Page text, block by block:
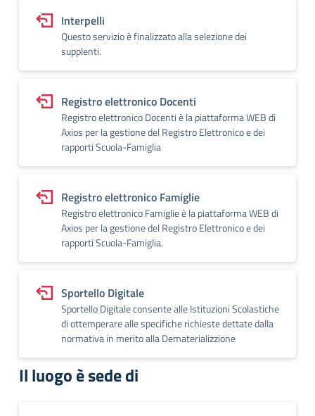
Interpelli
Questo servizio è finalizzato alla selezione dei
supplenti.
Registro elettronico Docenti
Registro elettronico Docenti è la piattaforma WEB di
Axios per la gestione del Registro Elettronico e dei
rapporti Scuola-Famiglia
Registro elettronico Famiglie
Registro elettronico Famiglie è la piattaforma WEB di
Axios per la gestione del Registro Elettronico e dei
rapporti Scuola-Famiglia.
Sportello Digitale
Sportello Digitale consente alle Istituzioni Scolastiche
di ottemperare alle specifiche richieste dettate dalla
normativa in merito alla Dematerializzione
Il luogo è sede di